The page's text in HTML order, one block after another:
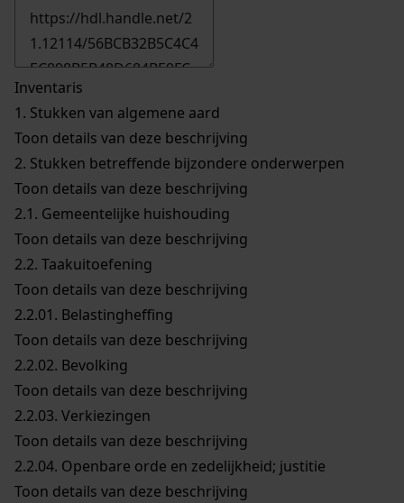
Inventaris
1. Stukken van algemene aard
Toon details van deze beschrijving
2. Stukken betreffende bijzondere onderwerpen
Toon details van deze beschrijving
2.1. Gemeentelijke huishouding
Toon details van deze beschrijving
2.2. Taakuitoefening
Toon details van deze beschrijving
2.2.01. Belastingheffing
Toon details van deze beschrijving
2.2.02. Bevolking
Toon details van deze beschrijving
2.2.03. Verkiezingen
Toon details van deze beschrijving
2.2.04. Openbare orde en zedelijkheid; justitie
Toon details van deze beschrijving